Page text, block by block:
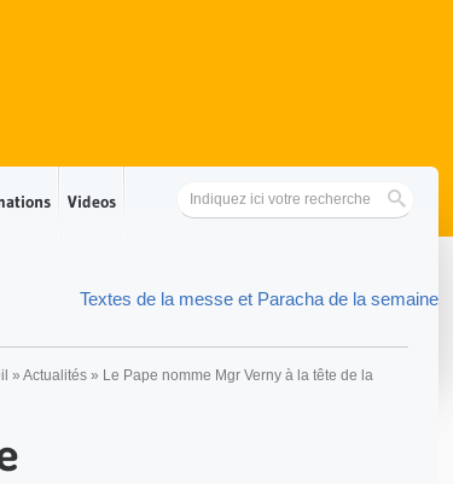
Videos
Textes de la messe et Paracha de la semaine
» Actualités » Le Pape nomme Mgr Verny à la tête de la